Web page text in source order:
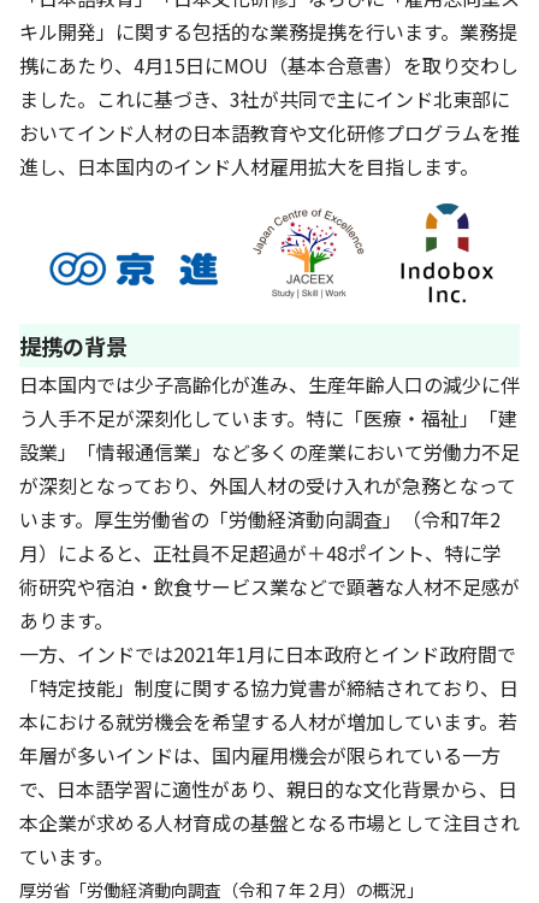
ソーシャルメディア公式アカウント
立木奨学金
価値創造の取り組み
DX（デジタル変革）
DXビジョン・DX戦略
卓越した安全・安心を目指して
安全と安心への取り組み
安全・安心にお通いいただくために
お客様相談センター
メッセージアーカイブス
よくあるご質問
免責事項
日本語教育事業 採用
介護事業 採用
キル開発」に関する包括的な業務提携を行います。業務提
携にあたり、4月15日にMOU（基本合意書）を取り交わし
ました。これに基づき、3社が共同で主にインド北東部に
おいてインド人材の日本語教育や文化研修プログラムを推
進し、日本国内のインド人材雇用拡大を目指します。
提携の背景
日本国内では少子高齢化が進み、生産年齢人口の減少に伴
う人手不足が深刻化しています。特に「医療・福祉」「建
設業」「情報通信業」など多くの産業において労働力不足
が深刻となっており、外国人材の受け入れが急務となって
います。厚生労働省の「労働経済動向調査」（令和7年2
月）によると、正社員不足超過が＋48ポイント、特に学
術研究や宿泊・飲食サービス業などで顕著な人材不足感が
あります。
一方、インドでは2021年1月に日本政府とインド政府間で
「特定技能」制度に関する協力覚書が締結されており、日
本における就労機会を希望する人材が増加しています。若
年層が多いインドは、国内雇用機会が限られている一方
で、日本語学習に適性があり、親日的な文化背景から、日
本企業が求める人材育成の基盤となる市場として注目され
ています。
厚労省「労働経済動向調査（令和７年２月）の概況」